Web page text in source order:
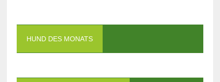
HUND DES MONATS